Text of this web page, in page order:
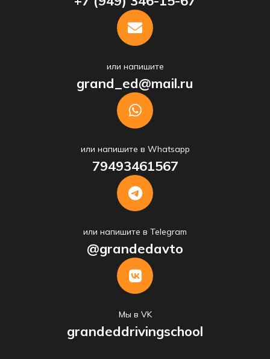
или напишите
grand_ed@mail.ru
или напишите в Whatsapp
79493461567
или напишите в Telegram
@grandedavto
Мы в VK
grandeddrivingschool